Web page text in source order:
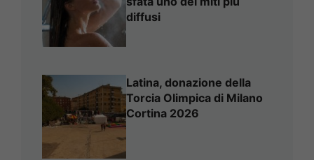
diffusi
Latina, donazione della
Torcia Olimpica di Milano
Cortina 2026